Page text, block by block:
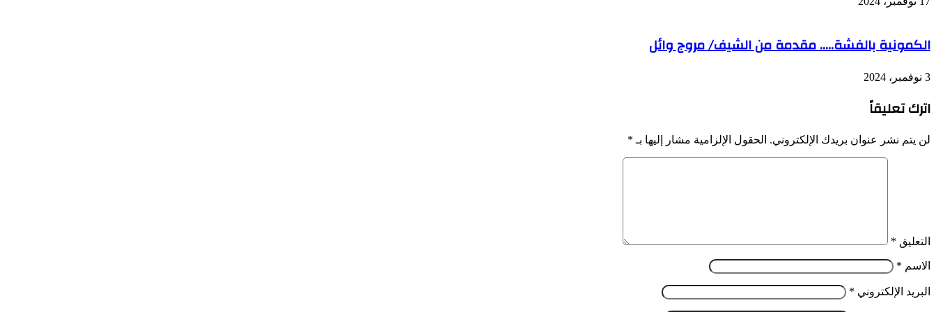
الكمونية بالفشة….. مقدمة من الشيف/ مروج وائل
3 نوفمبر، 2024
اترك تعليقاً
لن يتم نشر عنوان بريدك الإلكتروني. الحقول الإلزامية مشار إليها بـ *
التعليق *
الاسم *
البريد الإلكتروني *